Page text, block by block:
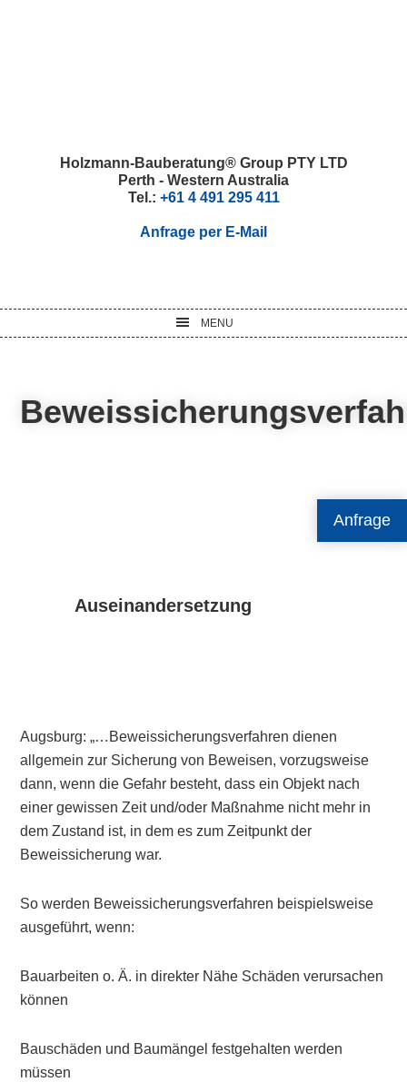
Anfrage
Holzmann-Bauberatung® Group PTY LTD
Perth - Western Australia
Tel.: +61 4 491 295 411
Anfrage per E-Mail
MENU
Auseinandersetzung
Augsburg: „…Beweissicherungsverfahren dienen
allgemein zur Sicherung von Beweisen, vorzugsweise
dann, wenn die Gefahr besteht, dass ein Objekt nach
einer gewissen Zeit und/oder Maßnahme nicht mehr in
dem Zustand ist, in dem es zum Zeitpunkt der
Beweissicherung war.
So werden Beweissicherungsverfahren beispielsweise
ausgeführt, wenn:
Bauarbeiten o. Ä. in direkter Nähe Schäden verursachen
können
Bauschäden und Baumängel festgehalten werden
müssen